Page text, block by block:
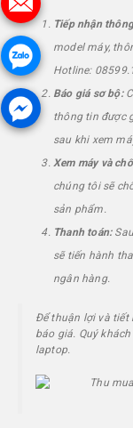
Tiếp nhận
model máy,
Hotline:
Báo giá sơ bộ:
thông tin được
sau khi xem
Xem máy và
chúng tôi sẽ
sản phẩm.
Thanh toán:
sẽ tiến hành
ngân hàng.
Để thuận lợi và tiết
báo giá. Quý
laptop.